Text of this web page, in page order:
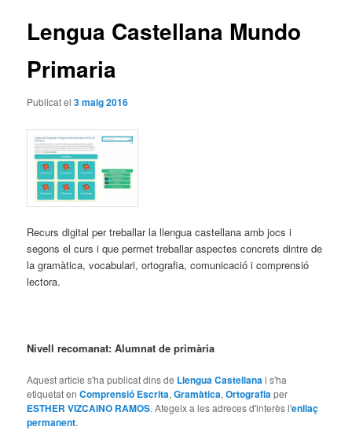
Lengua Castellana Mundo
Primaria
Publicat el3 maig 2016
Recurs digital per treballar la llengua castellana amb jocs i
segons el curs i que permet treballar aspectes concrets dintre de
la gramàtica, vocabulari, ortografia, comunicació i comprensió
lectora.
Nivell recomanat: Alumnat de primària
Aquest article s'ha publicat dins de Llengua Castellanai s'ha
etiquetat enComprensió Escrita,Gramàtica,Ortografiaper
ESTHER VIZCAINO RAMOS. Afegeix a les adreces d'interès l'enllaç
permanent.